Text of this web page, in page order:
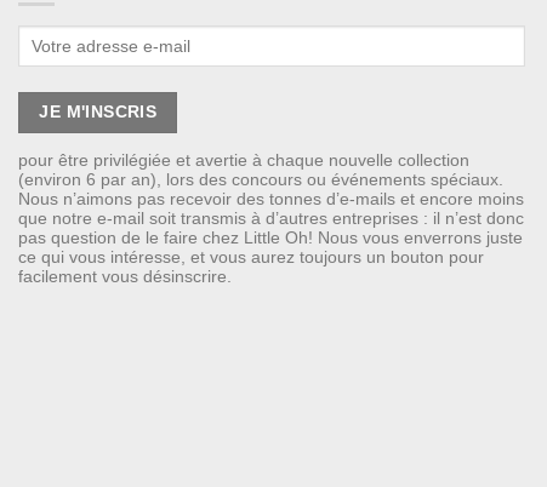
pour être privilégiée et avertie à chaque nouvelle collection
(environ 6 par an), lors des concours ou événements spéciaux.
Nous n’aimons pas recevoir des tonnes d’e-mails et encore moins
que notre e-mail soit transmis à d’autres entreprises : il n’est donc
pas question de le faire chez Little Oh! Nous vous enverrons juste
ce qui vous intéresse, et vous aurez toujours un bouton pour
facilement vous désinscrire.